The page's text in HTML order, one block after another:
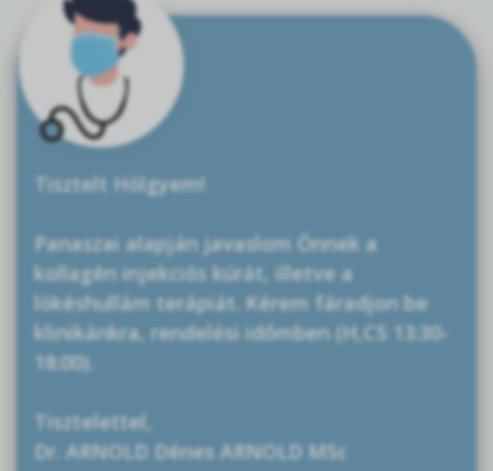
Tisztelt Hölgyem!
Panaszai alapján javaslom Önnek a
kollagén injekciós kúrát, illetve a
lökéshullám terápiát. Kérem fáradjon be
klinikánkra, rendelési időmben (H,CS 13:30-
18:00).
Tisztelettel,
Dr. ARNOLD Dénes ARNOLD MSc